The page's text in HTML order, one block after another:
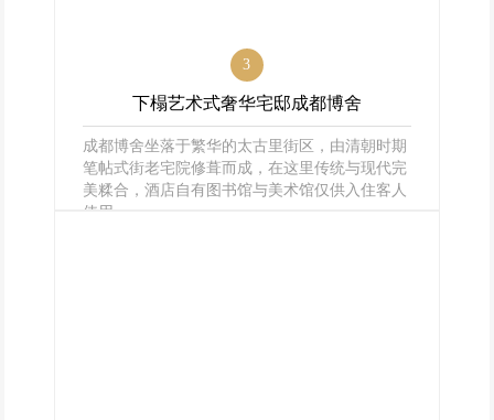
3
下榻艺术式奢华宅邸成都博舍
成都博舍坐落于繁华的太古里街区，由清朝时期
笔帖式街老宅院修葺而成，在这里传统与现代完
美糅合，酒店自有图书馆与美术馆仅供入住客人
使用。